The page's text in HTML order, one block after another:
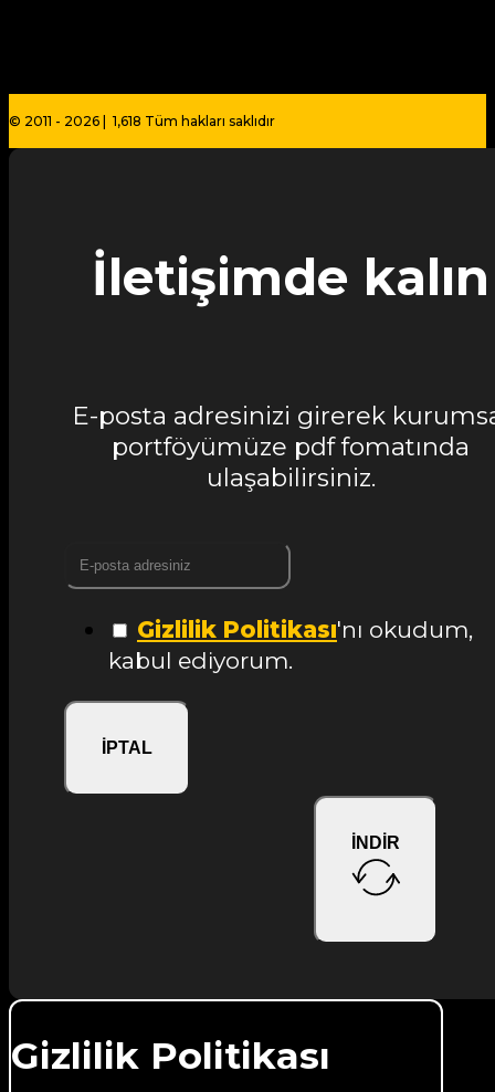
© 2011 - 2026 | 1,618 Tüm hakları saklıdır
İletişimde kalın
E-posta adresinizi girerek
portföyümüze pdf fomatında
ulaşabilirsiniz.
Gizlilik Politikası'nı okudum,
kabul ediyorum.
İPTAL
İNDİR
Gizlilik Politikası